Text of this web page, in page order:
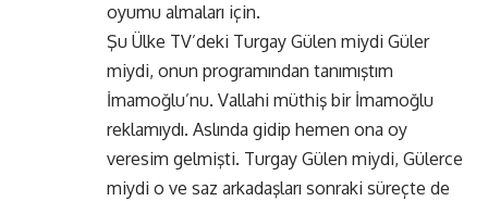
oyumu almaları için.
Şu Ülke TV’deki Turgay Gülen miydi Güler
miydi, onun programından tanımıştım
İmamoğlu’nu. Vallahi müthiş bir İmamoğlu
reklamıydı. Aslında gidip hemen ona oy
veresim gelmişti. Turgay Gülen miydi, Gülerce
miydi o ve saz arkadaşları sonraki süreçte de